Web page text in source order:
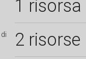
1 risorsa
di 2 risorse